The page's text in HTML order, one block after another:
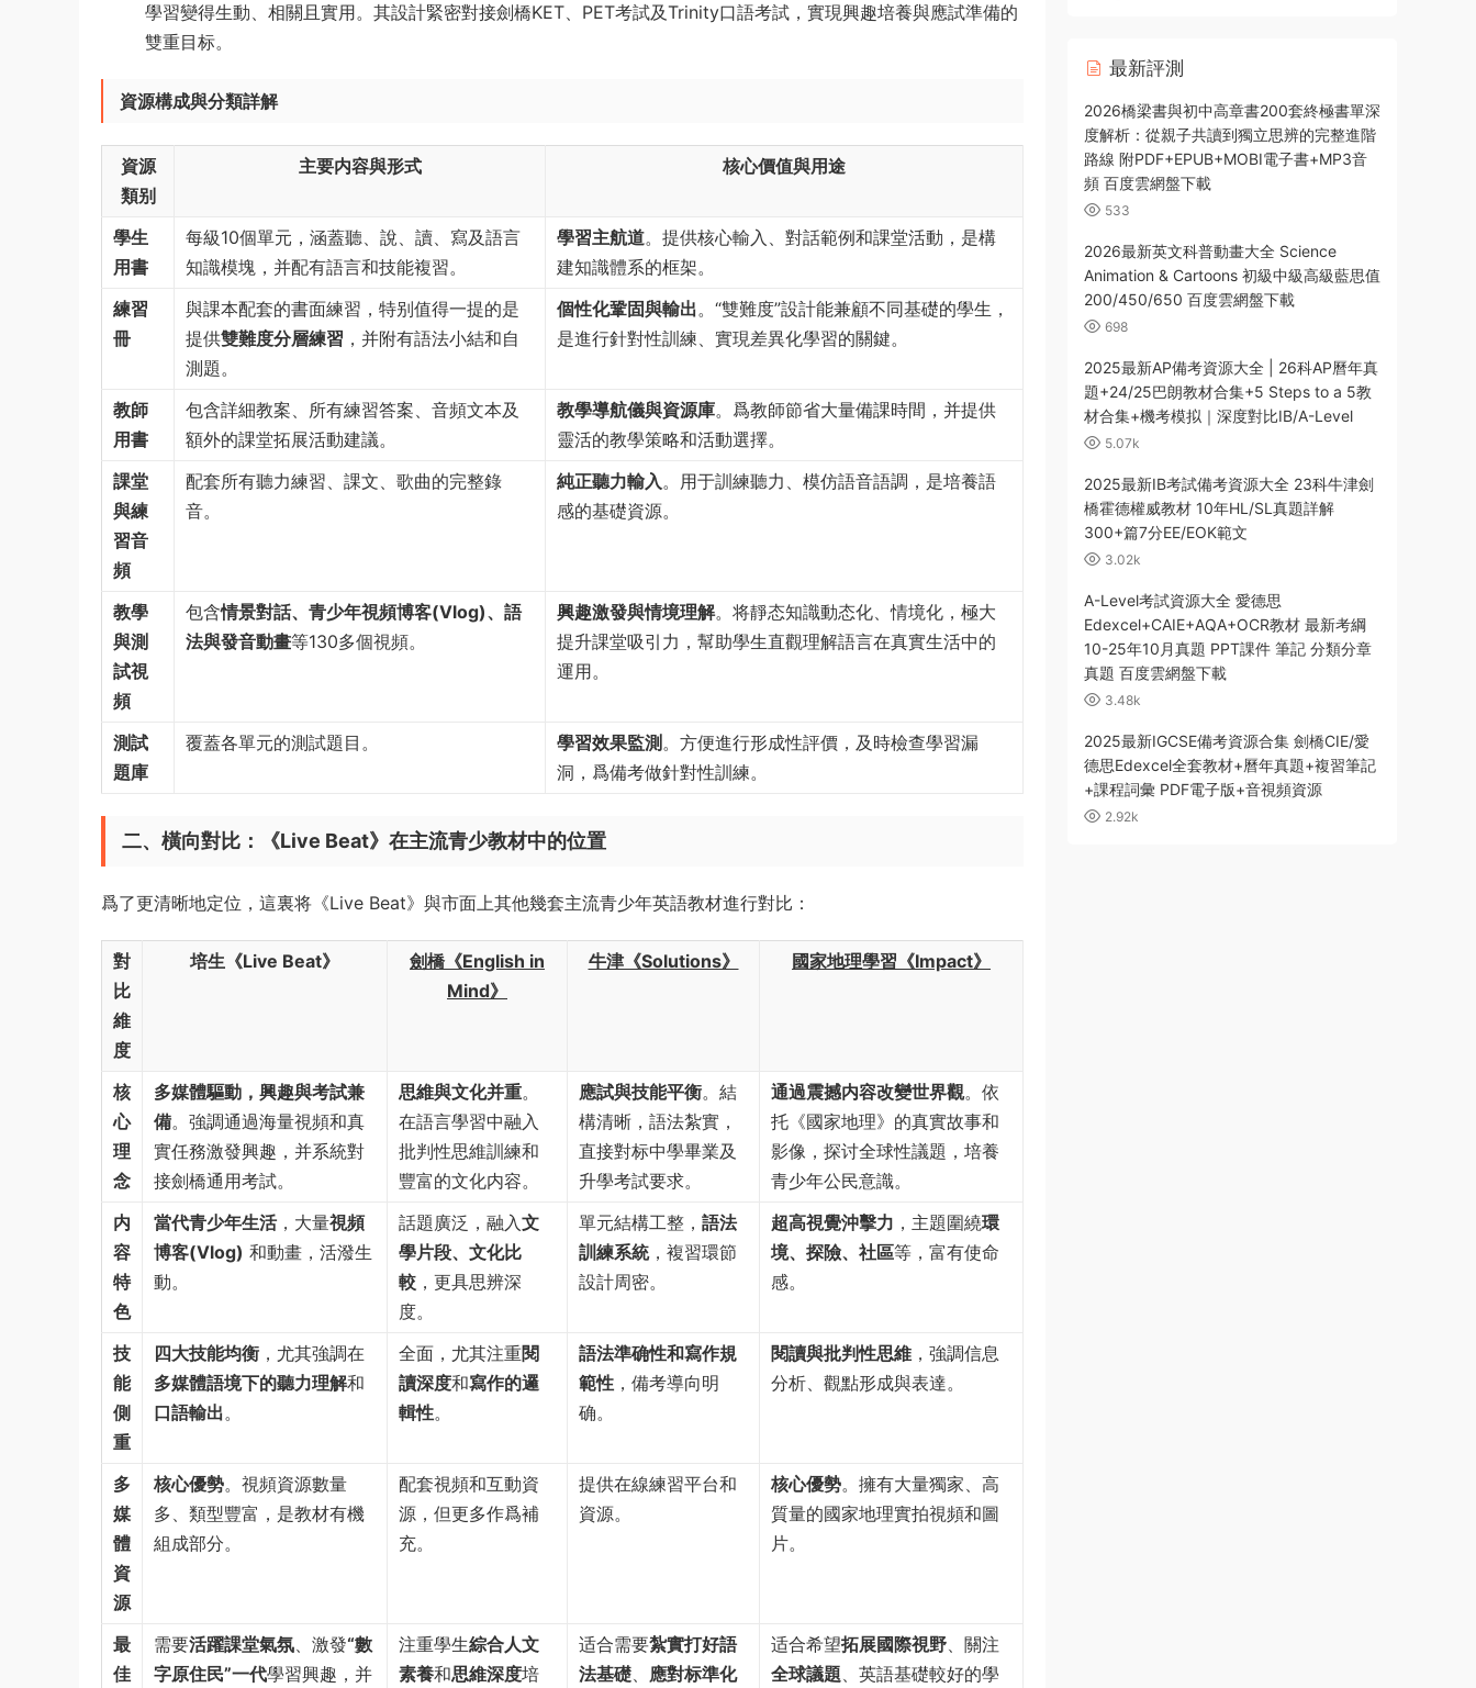
學習變得生動、相關且實用。其設計緊密對接劍橋KET、PET考試及Trinity口語考試，實現興趣培養與應試準備的
雙重目标。
資源構成與分類詳解
資源
類别
主要内容與形式 核心價值與用途
學生
用書
每級10個單元，涵蓋聽、說、讀、寫及語言
知識模塊，并配有語言和技能複習。
學習主航道。提供核心輸入、對話範例和課堂活動，是構
建知識體系的框架。
練習
冊
與課本配套的書面練習，特别值得一提的是
提供雙難度分層練習 ，并附有語法小結和自
測題。
個性化鞏固與輸出。“雙難度”設計能兼顧不同基礎的學生，
是進行針對性訓練、實現差異化學習的關鍵。
教師
用書
包含詳細教案、所有練習答案、音頻文本及
額外的課堂拓展活動建議。
教學導航儀與資源庫。爲教師節省大量備課時間，并提供
靈活的教學策略和活動選擇。
課堂
與練
習音
頻
配套所有聽力練習、課文、歌曲的完整錄
音。
純正聽力輸入。用于訓練聽力、模仿語音語調，是培養語
感的基礎資源。
教學
與測
試視
頻
包含情景對話、青少年視頻博客(Vlog)、語
法與發音動畫等130多個視頻。
興趣激發與情境理解。将靜态知識動态化、情境化，極大
提升課堂吸引力，幫助學生直觀理解語言在真實生活中的
運用。
測試
題庫
覆蓋各單元的測試題目。 學習效果監測 。方便進行形成性評價，及時檢查學習漏
洞，爲備考做針對性訓練。
二、橫向對比：《Live Beat》在主流青少教材中的位置
爲了更清晰地定位，這裏将《Live Beat》與市面上其他幾套主流青少年英語教材進行對比：
對
比
維
度
培生《Live Beat》
劍橋《English in
Mind》
牛津《Solutions》 國家地理學習《Impact》
核
心
理
念
多媒體驅動，興趣與考試兼
備。強調通過海量視頻和真
實任務激發興趣，并系統對
接劍橋通用考試。
思維與文化并重。
在語言學習中融入
批判性思維訓練和
豐富的文化内容。
應試與技能平衡。結
構清晰，語法紮實，
直接對标中學畢業及
升學考試要求。
通過震撼内容改變世界觀。依
托《國家地理》的真實故事和
影像，探讨全球性議題，培養
青少年公民意識。
内
容
特
色
當代青少年生活，大量視頻
博客(Vlog) 和動畫，活潑生
動。
話題廣泛，融入文
學片段、文化比
較 ，更具思辨深
度。
單元結構工整， 語法
訓練系統，複習環節
設計周密。
超高視覺沖擊力 ，主題圍繞環
境、探險、社區等，富有使命
感。
技
能
側
重
四大技能均衡 ，尤其強調在
多媒體語境下的聽力理解和
口語輸出。
全面，尤其注重閱
讀深度和寫作的邏
輯性。
語法準确性和寫作規
範性 ，備考導向明
确。
閱讀與批判性思維 ，強調信息
分析、觀點形成與表達。
多
媒
體
資
源
核心優勢。視頻資源數量
多、類型豐富，是教材有機
組成部分。
配套視頻和互動資
源，但更多作爲補
充。
提供在線練習平台和
資源。
核心優勢。擁有大量獨家、高
質量的國家地理實拍視頻和圖
片。
最
佳
需要活躍課堂氣氛、激發“數
字原住民”一代學習興趣，并
注重學生綜合人文
素養和思維深度培
适合需要紮實打好語
法基礎、 應對标準化
适合希望拓展國際視野、關注
全球議題、英語基礎較好的學
最新評測
2026橋梁書與初中高章書200套終極書單深
度解析：從親子共讀到獨立思辨的完整進階
路線 附PDF+EPUB+MOBI電子書+MP3音
頻 百度雲網盤下載
533
2026最新英文科普動畫大全 Science
Animation & Cartoons 初級中級高級藍思值
200/450/650 百度雲網盤下載
698
2025最新AP備考資源大全 | 26科AP曆年真
題+24/25巴朗教材合集+5 Steps to a 5教
材合集+機考模拟｜深度對比IB/A-Level
5.07k
2025最新IB考試備考資源大全 23科牛津劍
橋霍德權威教材 10年HL/SL真題詳解
300+篇7分EE/EOK範文
3.02k
A-Level考試資源大全 愛德思
Edexcel+CAIE+AQA+OCR教材 最新考綱
10-25年10月真題 PPT課件 筆記 分類分章
真題 百度雲網盤下載
3.48k
2025最新IGCSE備考資源合集 劍橋CIE/愛
德思Edexcel全套教材+曆年真題+複習筆記
+課程詞彙 PDF電子版+音視頻資源
2.92k